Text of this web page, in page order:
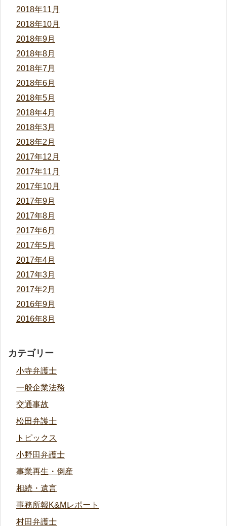
2018年11月
2018年10月
2018年9月
2018年8月
2018年7月
2018年6月
2018年5月
2018年4月
2018年3月
2018年2月
2017年12月
2017年11月
2017年10月
2017年9月
2017年8月
2017年6月
2017年5月
2017年4月
2017年3月
2017年2月
2016年9月
2016年8月
カテゴリー
小寺弁護士
一般企業法務
交通事故
松田弁護士
トピックス
小野田弁護士
事業再生・倒産
相続・遺言
事務所報K&Mレポート
村田弁護士